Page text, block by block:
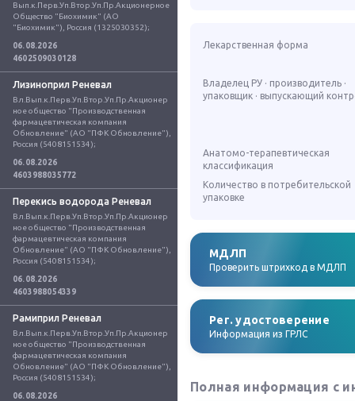
Вып.к.Перв.Уп.Втор.Уп.Пр.Акционерное
Общество "Биохимик" (АО
"Биохимик"), Россия (1325030352);
06.08.2026
4602509030128
Лизиноприл Реневал
Вл.Вып.к.Перв.Уп.Втор.Уп.Пр.Акционер
ное общество "Производственная
фармацевтическая компания
Обновление" (АО "ПФК Обновление"),
Россия (5408151534);
06.08.2026
4603988035772
Перекись водорода Реневал
Вл.Вып.к.Перв.Уп.Втор.Уп.Пр.Акционер
ное общество "Производственная
фармацевтическая компания
Обновление" (АО "ПФК Обновление"),
Россия (5408151534);
06.08.2026
4603988054339
Рамиприл Реневал
Вл.Вып.к.Перв.Уп.Втор.Уп.Пр.Акционер
ное общество "Производственная
фармацевтическая компания
Обновление" (АО "ПФК Обновление"),
Россия (5408151534);
06.08.2026
Лекарственная форма
Владелец РУ · производитель ·
упаковщик · выпускающий
Анатомо-терапевтическая
классификация
Количество в потребительской
упаковке
МДЛП
Проверить штрихкод в МДЛП
Рег. удостоверение
Информация из ГРЛС
Полная информация с